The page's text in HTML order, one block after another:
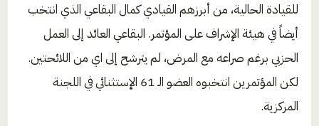
للقيادة الحالية، من أبرزهم القيادي كمال البقاعي الذي انتخب
أيضاً في هيئة الإشراف على المؤتمر. البقاعي العائد إلى العمل
الحزبي برغم صراعه مع المرض، لم يترشح إلى اي من اللائحتين.
لكن المؤتمرين انتخبوه العضو الـ 61 الإستثنائي في اللجنة
المركزية.